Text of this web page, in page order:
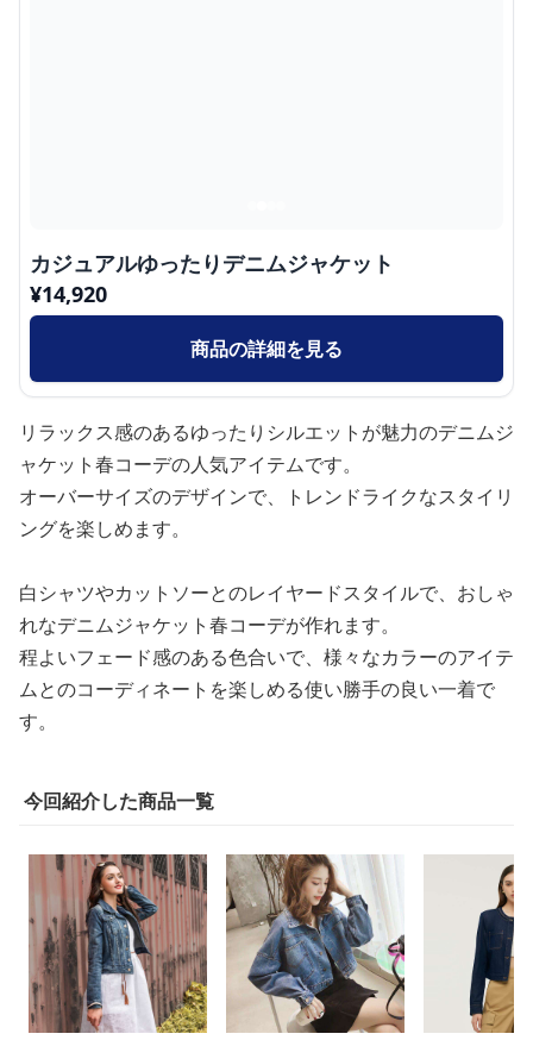
カジュアルゆったりデニムジャケット
¥14,920
商品の詳細を見る
リラックス感のあるゆったりシルエットが魅力のデニムジ
ャケット春コーデの人気アイテムです。
オーバーサイズのデザインで、トレンドライクなスタイリ
ングを楽しめます。
白シャツやカットソーとのレイヤードスタイルで、おしゃ
れなデニムジャケット春コーデが作れます。
程よいフェード感のある色合いで、様々なカラーのアイテ
ムとのコーディネートを楽しめる使い勝手の良い一着で
す。
今回紹介した商品一覧